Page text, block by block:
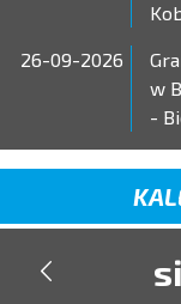
26-09-2026
w
-
